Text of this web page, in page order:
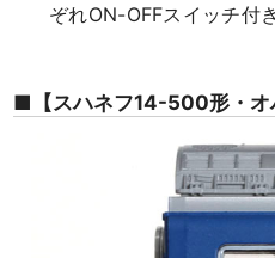
ぞれON-OFFスイッチ付き
■【スハネフ14-500形・オ